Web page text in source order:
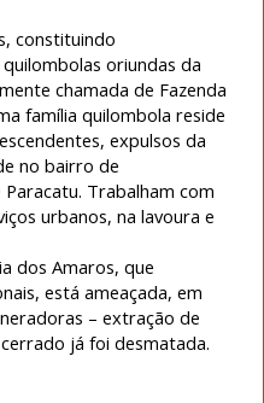
constituindo
oriundas da
chamada de Fazenda
família quilombola reside
expulsos da
no bairro de
Trabalham com
urbanos, na lavoura e
dos Amaros, que
está ameaçada, em
– extração de
já foi desmatada.